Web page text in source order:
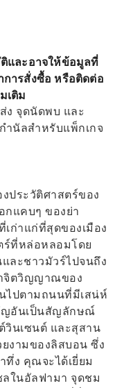
นประวัติศาสตร์เบ
และอาจให้ข้อมูลที่
ารสั่งซื้อ หรือติดต่อ
เติม
ง จุดนัดพบ และ
ำนัลสำหรับแพ็กเกจ
งประวัติศาสตร์ของ
กแคบๆ ของย่า
ก่าแก่ที่สุดของเมือง
ร์ที่หล่อหลอมโดย
ละชาวมัวร์ไปจนถึง
าจิตวิญญาณของ
ไปตามถนนที่มีเสน่ห์
ญอันเป็นสัญลักษณ์
วินเซนต์ และสุสาน
งามของลิสบอน ซึ่ง
ง คุณจะได้เยี่ยม
ในอัลฟามา จุดชม